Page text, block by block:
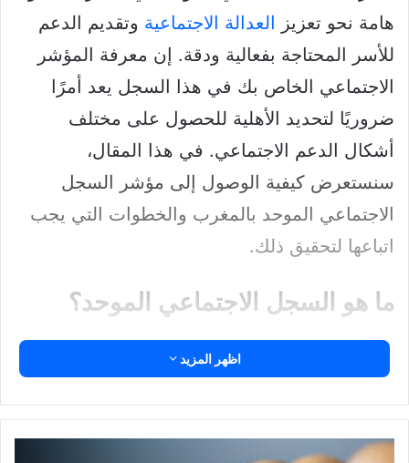
هامة نحو تعزيز العدالة الاجتماعية وتقديم الدعم
للأسر المحتاجة بفعالية ودقة. إن معرفة المؤشر
الاجتماعي الخاص بك في هذا السجل يعد أمرًا
ضروريًا لتحديد الأهلية للحصول على مختلف
أشكال الدعم الاجتماعي. في هذا المقال،
سنستعرض كيفية الوصول إلى مؤشر السجل
الاجتماعي الموحد بالمغرب والخطوات التي يجب
اتباعها لتحقيق ذلك.
ما هو السجل الاجتماعي الموحد؟
السجل الاجتماعي الموحد هو نظام معلوماتي تم
إنشاؤه من قبل الحكومة المغربية بهدف تجميع
وتنسيق البيانات المتعلقة بالأسر والأفراد
المحتاجين إلى الدعم الاجتماعي. يهدف هذا السجل
اظهر المزيد
إجعل